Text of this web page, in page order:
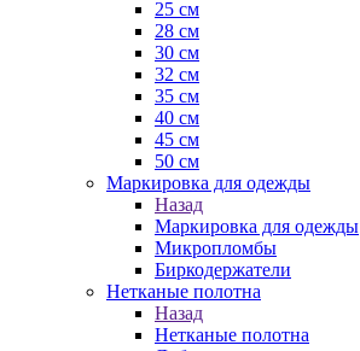
25 см
28 см
30 см
32 см
35 см
40 см
45 см
50 см
Маркировка для одежды
Назад
Маркировка для одежды
Микропломбы
Биркодержатели
Нетканые полотна
Назад
Нетканые полотна